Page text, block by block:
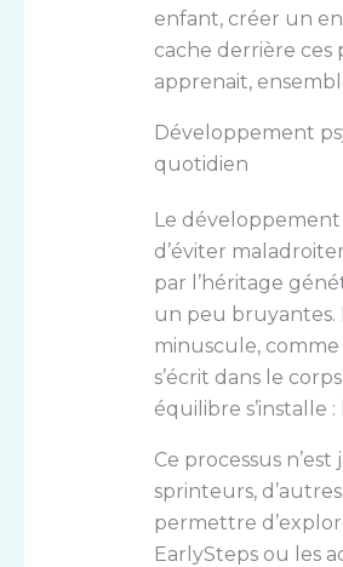
enfant, créer un
cache derrière ces
apprenait,
Développement
quotidien
Le
d’éviter
par l’héritage
un peu bruyantes.
minuscule,
s’écrit dans le
équilibre s’installe
Ce processus
sprinteurs,
permettre
EarlySteps ou les